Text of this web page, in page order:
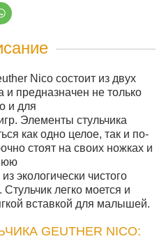
Nico состоит из двух
и предназначен не только
и для
Элементы стульчика
как одно целое, так и по-
стоят на своих ножках и
экологически чистого
легко моется и
вставкой для малышей.
GEUTHER NICO: